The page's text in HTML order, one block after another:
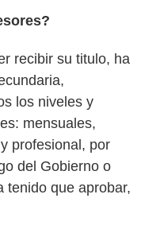
recibir su titulo, ha
los niveles y
mensuales,
profesional, por
del Gobierno o
tenido que aprobar,